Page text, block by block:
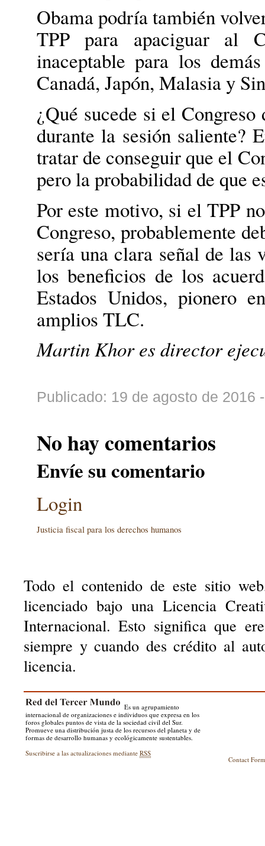
Obama podría también
TPP para apaciguar al
inaceptable para los
Canadá, Japón, Malasia y
¿Qué sucede si el
durante la sesión saliente?
tratar de conseguir que el
pero la probabilidad de que
Por este motivo, si el TPP
Congreso, probablemente
sería una clara señal de las
los beneficios de los
Estados Unidos, pionero
amplios TLC.
Martin Khor es director
Publicado: 19 de agosto de 2016
No hay comentarios
Envíe su comentario
Login
Justicia fiscal para los derechos humanos
Todo el contenido de este sitio
licenciado bajo una Licencia
Internacional. Esto significa que
siempre y cuando des crédito al
licencia.
Es un agrupamiento
internacional de organizaciones e individuos que expresa en los
foros globales puntos de vista de la sociedad civil del Sur.
Promueve una distribución justa de los recursos del planeta y de
formas de desarrollo humanas y ecológicamente sustentables.
Suscribirse a las actualizaciones medianteRSS
Contact Form